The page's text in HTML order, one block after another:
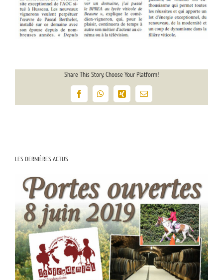
Share This Story, Choose Your Platform!
FacebookWhatsApp
Xing Email
LES DERNIÈRES ACTUS